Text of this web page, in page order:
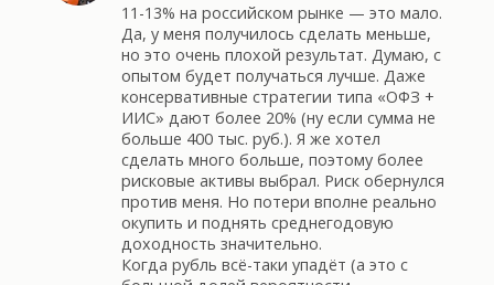
11-13% на российском рынке — это мало.
Да, у меня получилось сделать меньше,
но это очень плохой результат. Думаю, с
опытом будет получаться лучше. Даже
консервативные стратегии типа «ОФЗ +
ИИС» дают более 20% (ну если сумма не
больше 400 тыс. руб.). Я же хотел
сделать много больше, поэтому более
рисковые активы выбрал. Риск обернулся
против меня. Но потери вполне реально
окупить и поднять среднегодовую
доходность значительно.
Когда рубль всё-таки упадёт (а это с